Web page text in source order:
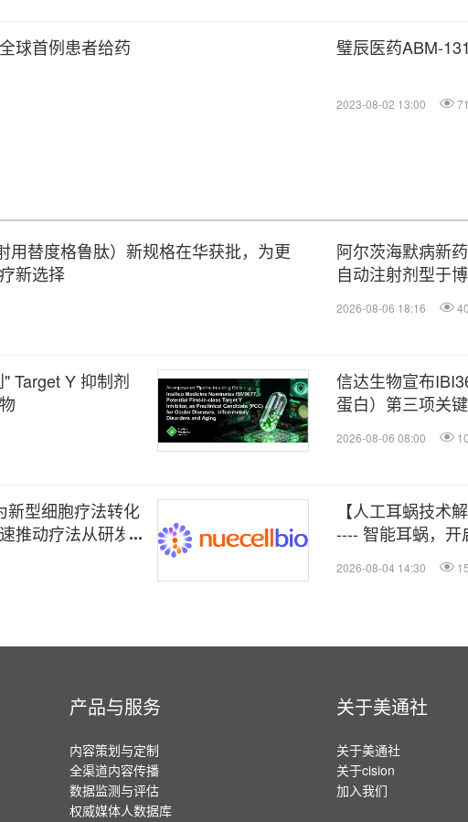
球首例患者给药 璧辰医药ABM-
2023-08-02 13:00
用替度格鲁肽）新规格在华获批，为更
新选择
阿尔茨海默病新
自动注射剂型于
2026-08-06 18:16
Target Y 抑制剂
信达生物宣布
蛋白）第三项关
2026-08-06 08:00
新型细胞疗法转化
推动疗法从研发迈
【人工耳蜗技术
---- 智能耳蜗，
2026-08-04 14:30
产品与服务
内容策划与定制
全渠道内容传播
数据监测与评估
权威媒体人数据库
关于美通社
关于美通社
关于cision
加入我们